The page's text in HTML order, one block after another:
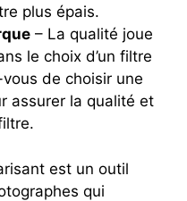
plus épais.
– La qualité joue
le choix d’un filtre
de choisir une
assurer la qualité et
est un outil
qui